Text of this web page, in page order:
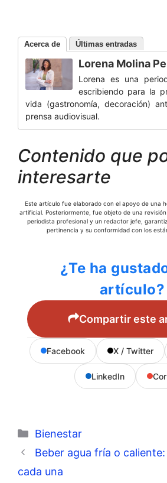
Acerca de Últimas entradas
Lorena Molina
Lorena es una
escribiendo para la
vida (gastronomía, decoración)
prensa audiovisual.
Contenido que
interesarte
Este artículo fue elaborado con el apoyo de una
artificial. Posteriormente, fue objeto de una
periodista profesional y un redactor jefe,
pertinencia y su conformidad con los
¿Te ha
artículo?
Compartir este
Facebook X / Twitter
LinkedIn
Categorías
Bienestar
Beber agua fría o
cada una